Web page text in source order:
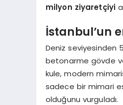
milyon ziyaretçiyi
İstanbul’un
Deniz seviyesinden
betonarme gövde
kule, modern
sadece bir mimari
olduğunu vurguladı.